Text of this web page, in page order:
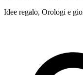
Idee regalo, Orologi e